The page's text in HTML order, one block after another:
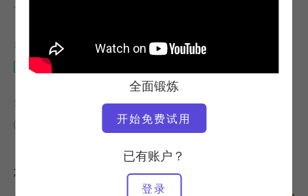
全面锻炼
开始免费试用
已有账户？
登录
卡蒂-罗斯-纳什
所需设备
垫子
查找类似课程
垫子
您可能喜欢的其他锻炼